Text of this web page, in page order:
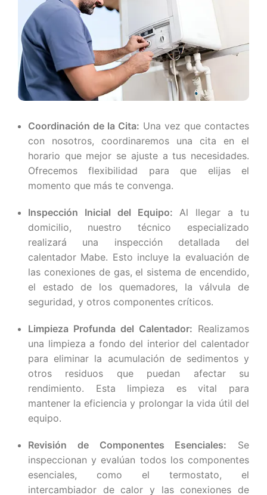
Coordinación de la Cita: Una vez que contactes
con nosotros, coordinaremos una cita en el
horario que mejor se ajuste a tus necesidades.
Ofrecemos flexibilidad para que elijas el
momento que más te convenga.
Inspección Inicial del Equipo: Al llegar a tu
domicilio, nuestro técnico especializado
realizará una inspección detallada del
calentador Mabe. Esto incluye la evaluación de
las conexiones de gas, el sistema de encendido,
el estado de los quemadores, la válvula de
seguridad, y otros componentes críticos.
Limpieza Profunda del Calentador: Realizamos
una limpieza a fondo del interior del calentador
para eliminar la acumulación de sedimentos y
otros residuos que puedan afectar su
rendimiento. Esta limpieza es vital para
mantener la eficiencia y prolongar la vida útil del
equipo.
Revisión de Componentes Esenciales: Se
inspeccionan y evalúan todos los componentes
esenciales, como el termostato, el
intercambiador de calor y las conexiones de